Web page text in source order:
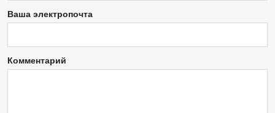
Ваша электропочта
Комментарий